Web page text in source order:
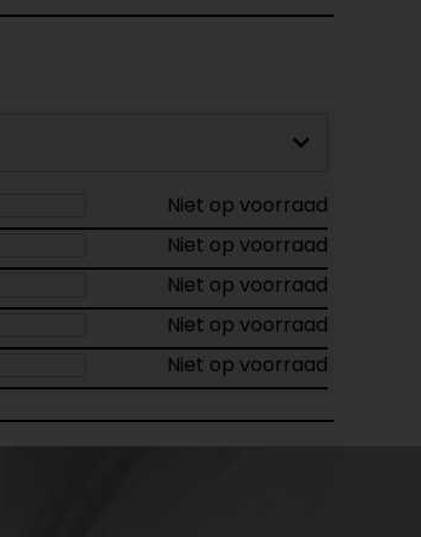
Niet op voorraad
Niet op voorraad
Niet op voorraad
Niet op voorraad
Niet op voorraad